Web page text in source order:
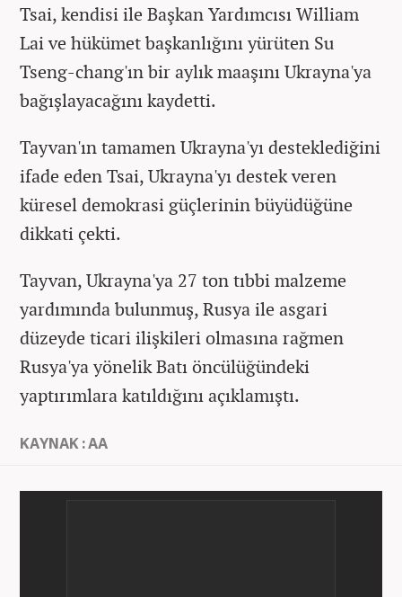
Tsai, kendisi ile Başkan Yardımcısı William
Lai ve hükümet başkanlığını yürüten Su
Tseng-chang'ın bir aylık maaşını Ukrayna'ya
bağışlayacağını kaydetti.
Tayvan'ın tamamen Ukrayna'yı desteklediğini
ifade eden Tsai, Ukrayna'yı destek veren
küresel demokrasi güçlerinin büyüdüğüne
dikkati çekti.
Tayvan, Ukrayna'ya 27 ton tıbbi malzeme
yardımında bulunmuş, Rusya ile asgari
düzeyde ticari ilişkileri olmasına rağmen
Rusya'ya yönelik Batı öncülüğündeki
yaptırımlara katıldığını açıklamıştı.
KAYNAK : AA